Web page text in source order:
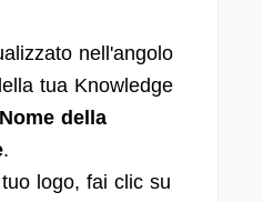
nell'angolo
tua Knowledge
Nome della
.
logo, fai clic su